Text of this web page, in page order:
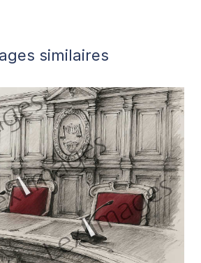
similaires